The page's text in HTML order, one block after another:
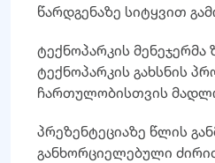
წარდგენაზე სიტყვით
ტექნოპარკის მენეჯერმა
ტექნოპარკის გახსნის
ჩართულობისთვის
პრეზენტეციაზე წლის
განხორციელებული